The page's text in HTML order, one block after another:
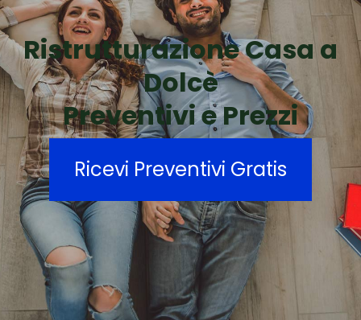
Ristrutturazione Casa a
Dolcè
Preventivi e Prezzi
Ricevi Preventivi Gratis